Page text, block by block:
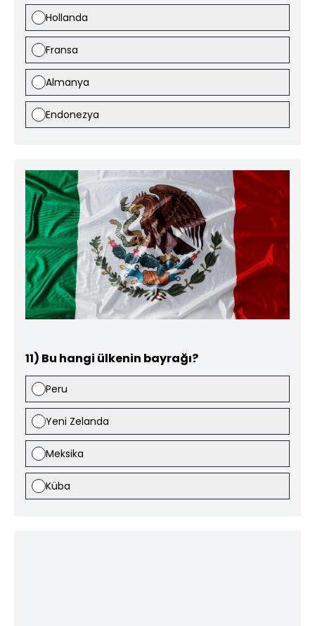
Hollanda
Fransa
Almanya
Endonezya
11) Bu hangi ülkenin bayrağı?
Peru
Yeni Zelanda
Meksika
Küba